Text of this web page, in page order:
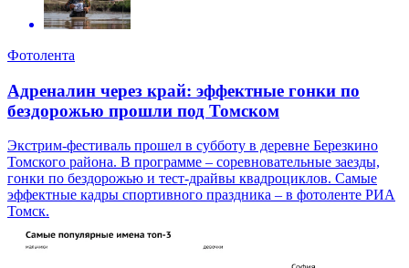
Фотолента
Адреналин через край: эффектные гонки по
бездорожью прошли под Томском
Экстрим-фестиваль прошел в субботу в деревне Березкино
Томского района. В программе – соревновательные заезды,
гонки по бездорожью и тест-драйвы квадроциклов. Самые
эффектные кадры спортивного праздника – в фотоленте РИА
Томск.